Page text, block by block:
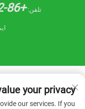
تلفن: +86-15866617722
your privacy
our services. If you